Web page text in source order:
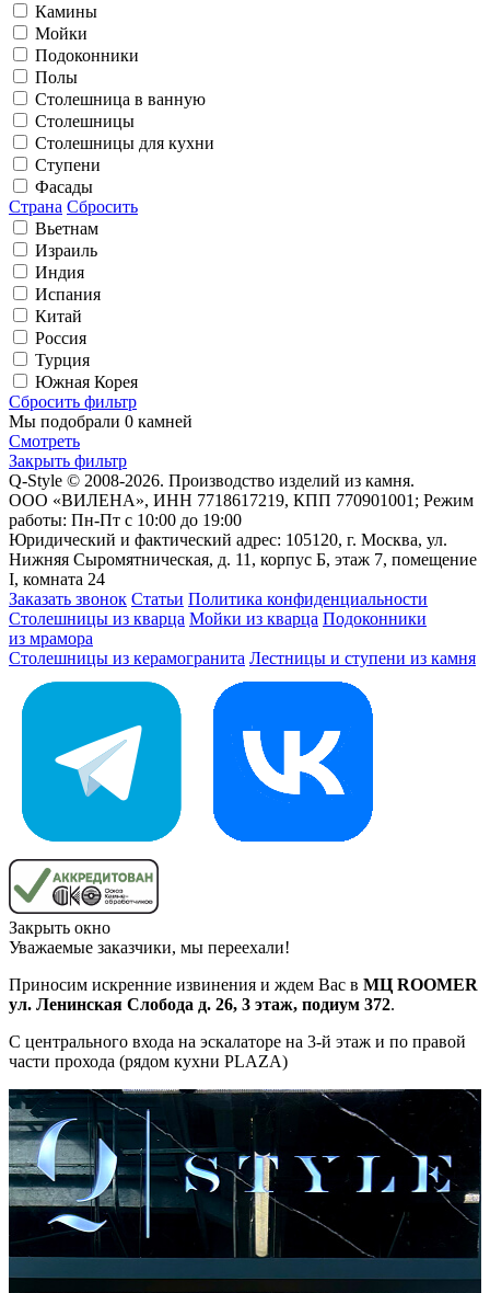
Камины
Мойки
Подоконники
Полы
Столешница в ванную
Столешницы
Столешницы для кухни
Ступени
Фасады
Страна Сбросить
Вьетнам
Израиль
Индия
Испания
Китай
Россия
Турция
Южная Корея
Сбросить фильтр
Мы подобрали 0 камней
Смотреть
Закрыть фильтр
Q-Style © 2008-2026. Производство изделий из камня.
ООО «ВИЛЕНА», ИНН 7718617219, КПП 770901001; Режим
работы: Пн-Пт с 10:00 до 19:00
Юридический и фактический адрес: 105120, г. Москва, ул.
Нижняя Сыромятническая, д. 11, корпус Б, этаж 7, помещение
I, комната 24
Заказать звонок Статьи Политика конфиденциальности
Столешницы из кварца Мойки из кварца Подоконники
из мрамора
Столешницы из керамогранита Лестницы и ступени из камня
Закрыть окно
Уважаемые заказчики, мы переехали!
Приносим искренние извинения и ждем Вас в МЦ ROOMER
ул. Ленинская Слобода д. 26, 3 этаж, подиум 372.
С центрального входа на эскалаторе на 3-й этаж и по правой
части прохода (рядом кухни PLAZA)